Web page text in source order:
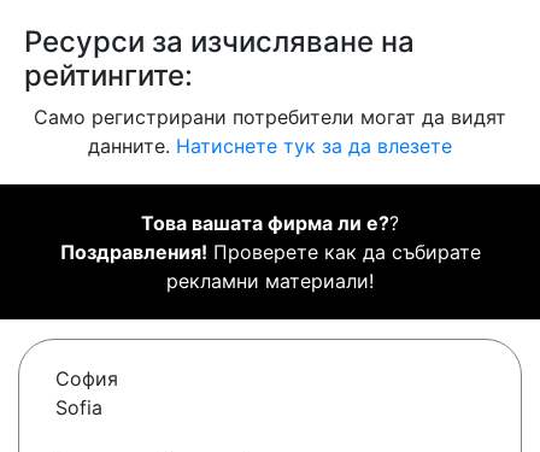
Ресурси за изчисляване на
рейтингите:
Само регистрирани потребители могат да видят
данните. Натиснете тук за да влезете
Това вашата фирма ли е??
Поздравления! Проверете как да събирате
рекламни материали!
София
Sofia